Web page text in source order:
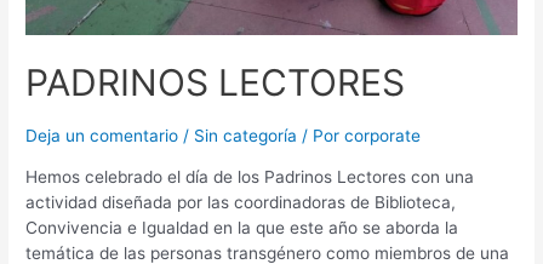
PADRINOS LECTORES
Deja un comentario / Sin categoría / Porcorporate
Hemos celebrado el día de los Padrinos Lectores con una
actividad diseñada por las coordinadoras de Biblioteca,
Convivencia e Igualdad en la que este año se aborda la
temática de las personas transgénero como miembros de una